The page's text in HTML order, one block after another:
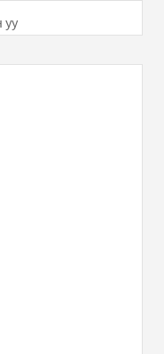
уу
аа гэж...